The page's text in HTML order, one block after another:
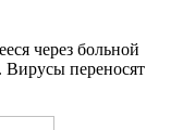
через больной
Вирусы переносят